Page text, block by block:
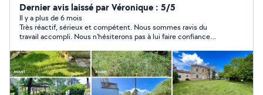
dépoussiérage, lavage haute pression, traitement des
matériaux (bois, pierre, etc.). Jardins : Tonte de
pelouse, taille de haies, désherbage, débroussaillage,
embellissement paysager, aménagement de jardin,
petit élagage. Que ce soit pour un entretien régulier ou
ponctuel, je m'adapterai à vos besoins pour que votre
extérieur reste propre, sécurisé et agréable en toute
saison.
Dernier avis laissé par Véronique : 5/5
Il y a plus de 6 mois
Très réactif, sérieux et compétent. Nous sommes ravis du
travail accompli. Nous n'hésiterons pas à lui faire confiance